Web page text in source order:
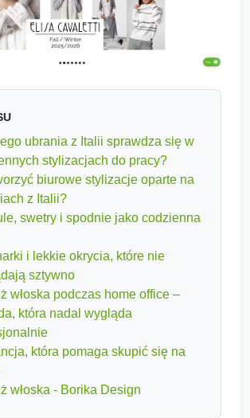
ubrania z Italii sprawdza się w
stylizacjach do pracy?
biurowe stylizacje oparte na
z Italii?
swetry i spodnie jako codzienna
i lekkie okrycia, które nie
sztywno
włoska podczas home office –
która nadal wygląda
która pomaga skupić się na
włoska - Borika Design